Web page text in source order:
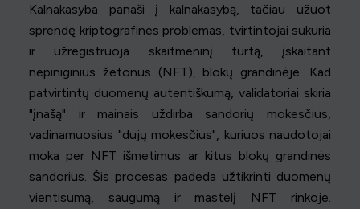
Kalnakasyba panaši į kalnakasybą, tačiau užuot
sprendę kriptografines problemas, tvirtintojai sukuria
ir užregistruoja skaitmeninį turtą, įskaitant
nepiniginius žetonus (NFT), blokų grandinėje. Kad
patvirtintų duomenų autentiškumą, validatoriai skiria
"įnašą" ir mainais uždirba sandorių mokesčius,
vadinamuosius "dujų mokesčius", kuriuos naudotojai
moka per NFT išmetimus ar kitus blokų grandinės
sandorius. Šis procesas padeda užtikrinti duomenų
vientisumą, saugumą ir mastelį NFT rinkoje.